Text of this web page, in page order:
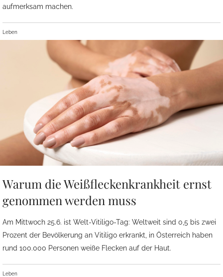
aufmerksam machen.
Leben
Warum die Weißfleckenkrankheit ernst
genommen werden muss
Am Mittwoch 25.6. ist Welt-Vitiligo-Tag: Weltweit sind 0,5 bis zwei
Prozent der Bevölkerung an Vitiligo erkrankt, in Österreich haben
rund 100.000 Personen weiße Flecken auf der Haut.
Leben